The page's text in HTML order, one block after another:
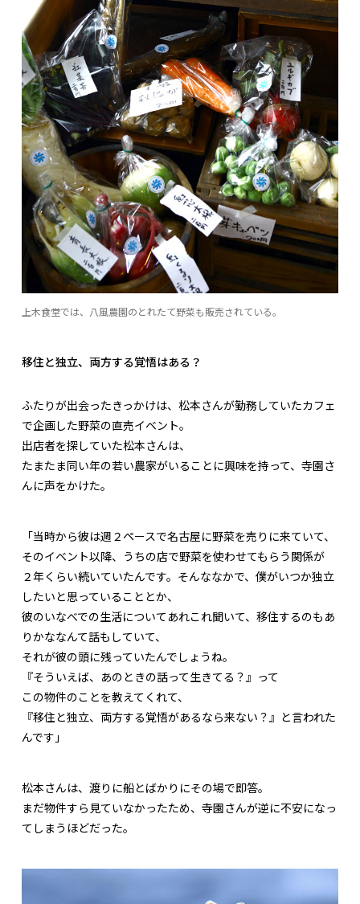
上木食堂では、八風農園のとれたて野菜も販売されている。
移住と独立、両方する覚悟はある？
ふたりが出会ったきっかけは、松本さんが勤務していたカフェ
で企画した野菜の直売イベント。
出店者を探していた松本さんは、
たまたま同い年の若い農家がいることに興味を持って、寺園さ
んに声をかけた。
「当時から彼は週２ペースで名古屋に野菜を売りに来ていて、
そのイベント以降、うちの店で野菜を使わせてもらう関係が
２年くらい続いていたんです。そんななかで、僕がいつか独立
したいと思っていることとか、
彼のいなべでの生活についてあれこれ聞いて、移住するのもあ
りかななんて話もしていて、
それが彼の頭に残っていたんでしょうね。
『そういえば、あのときの話って生きてる？』って
この物件のことを教えてくれて、
『移住と独立、両方する覚悟があるなら来ない？』と言われた
んです」
松本さんは、渡りに船とばかりにその場で即答。
まだ物件すら見ていなかったため、寺園さんが逆に不安になっ
てしまうほどだった。